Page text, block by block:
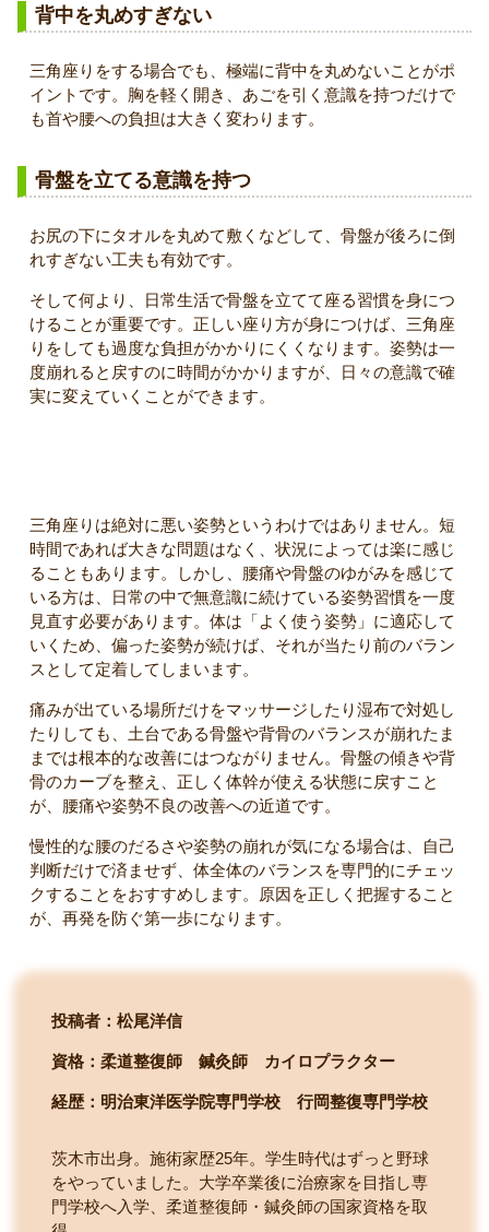
背中を丸めすぎない
三角座りをする場合でも、極端に背中を丸めないことがポ
イントです。胸を軽く開き、あごを引く意識を持つだけで
も首や腰への負担は大きく変わります。
骨盤を立てる意識を持つ
お尻の下にタオルを丸めて敷くなどして、骨盤が後ろに倒
れすぎない工夫も有効です。
そして何より、日常生活で骨盤を立てて座る習慣を身につ
けることが重要です。正しい座り方が身につけば、三角座
りをしても過度な負担がかかりにくくなります。姿勢は一
度崩れると戻すのに時間がかかりますが、日々の意識で確
実に変えていくことができます。
三角座りは絶対に悪い姿勢というわけではありません。短
時間であれば大きな問題はなく、状況によっては楽に感じ
ることもあります。しかし、腰痛や骨盤のゆがみを感じて
いる方は、日常の中で無意識に続けている姿勢習慣を一度
見直す必要があります。体は「よく使う姿勢」に適応して
いくため、偏った姿勢が続けば、それが当たり前のバラン
スとして定着してしまいます。
痛みが出ている場所だけをマッサージしたり湿布で対処し
たりしても、土台である骨盤や背骨のバランスが崩れたま
までは根本的な改善にはつながりません。骨盤の傾きや背
骨のカーブを整え、正しく体幹が使える状態に戻すこと
が、腰痛や姿勢不良の改善への近道です。
慢性的な腰のだるさや姿勢の崩れが気になる場合は、自己
判断だけで済ませず、体全体のバランスを専門的にチェッ
クすることをおすすめします。原因を正しく把握すること
が、再発を防ぐ第一歩になります。
投稿者：松尾洋信
資格：柔道整復師 鍼灸師 カイロプラクター
経歴：明治東洋医学院専門学校 行岡整復専門学校
茨木市出身。施術家歴25年。学生時代はずっと野球
をやっていました。大学卒業後に治療家を目指し専
門学校へ入学、柔道整復師・鍼灸師の国家資格を取